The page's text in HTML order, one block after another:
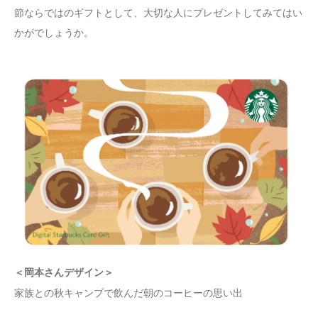
節ならではのギフトとして、大切な人にプレゼントしてみてはい
かがでしょうか。
＜岡本さんデザイン＞
家族との秋キャンプで飲んだ朝のコーヒーの思い出